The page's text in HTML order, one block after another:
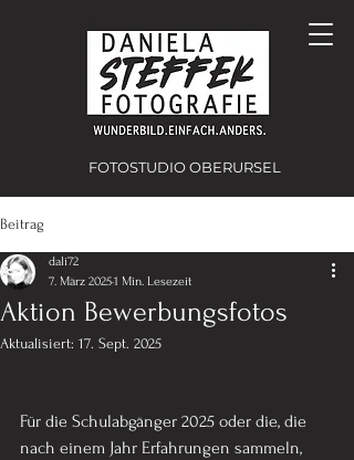
FOTOSTUDIO OBERURSEL
Beitrag
Aktion Bewerbungsfotos
dali72
7. März 20251 Min. Lesezeit
Aktualisiert: 17. Sept. 2025
Für die Schulabgänger 2025 oder die, die
nach einem Jahr Erfahrungen sammeln,